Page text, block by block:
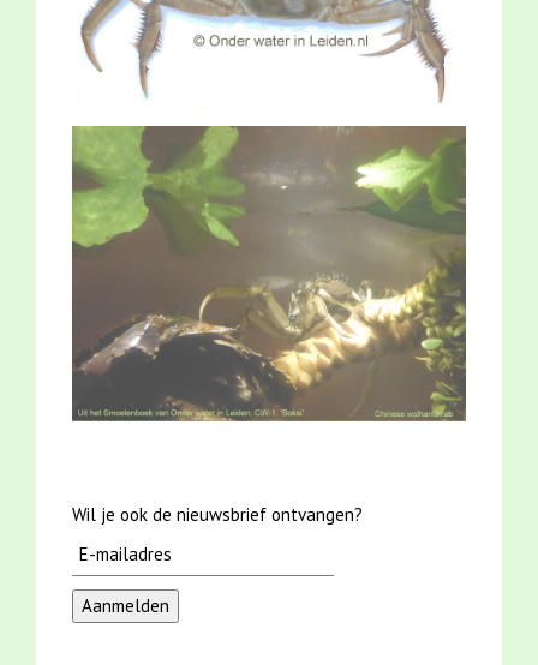
Wil je ook de nieuwsbrief ontvangen?